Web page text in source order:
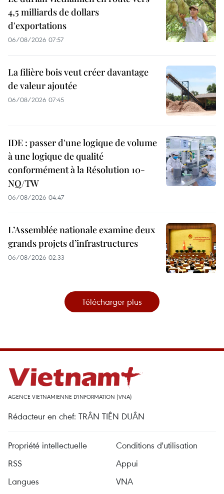
4,5 milliards de dollars
d'exportations
06/08/2026 07:57
La filière bois veut créer davantage
de valeur ajoutée
06/08/2026 07:45
IDE : passer d'une logique de volume
à une logique de qualité
conformément à la Résolution 10-
NQ/TW
06/08/2026 04:47
L’Assemblée nationale examine deux
grands projets d’infrastructures
06/08/2026 02:33
Télécharger plus
AGENCE VIETNAMIENNE D'INFORMATION (VNA)
Rédacteur en chef: TRÂN TIÊN DUÂN
Propriété intellectuelle
Conditions d'utilisation
RSS
Appui
Langues
VNA